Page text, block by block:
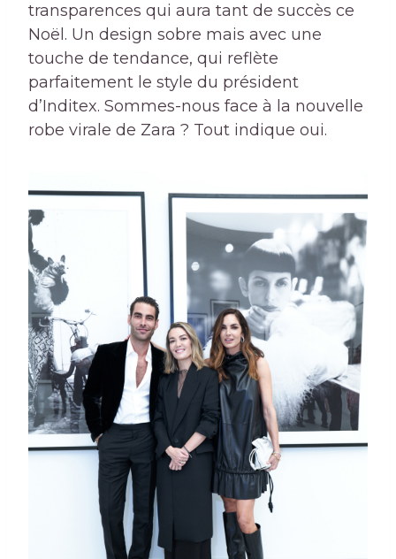
transparences qui aura tant de succès ce
Noël. Un design sobre mais avec une
touche de tendance, qui reflète
parfaitement le style du président
d’Inditex. Sommes-nous face à la nouvelle
robe virale de Zara ? Tout indique oui.